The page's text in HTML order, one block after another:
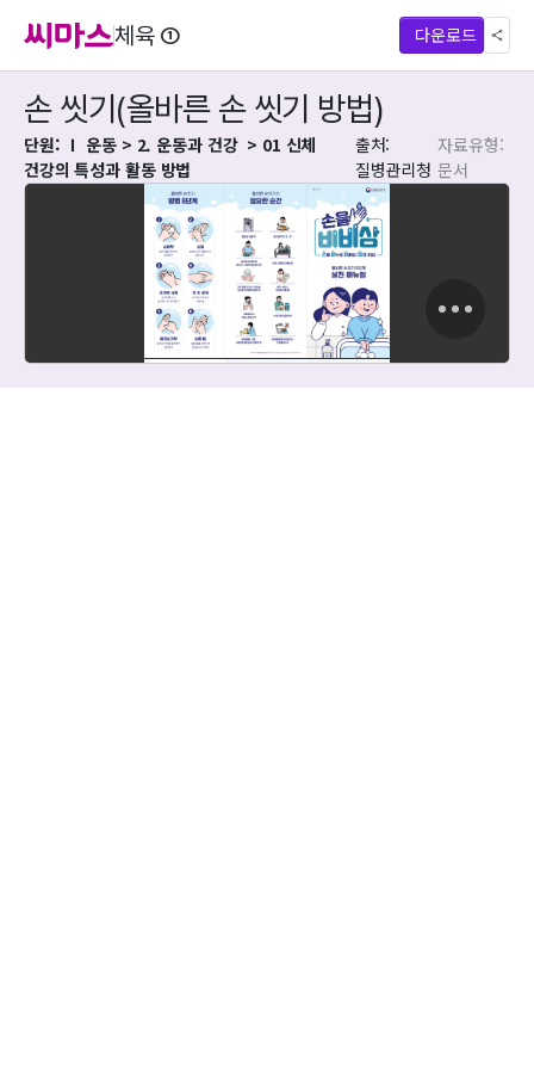
체육 ① 다운로드
손 씻기(올바른 손 씻기 방법)
단원: Ⅰ 운동 > 2. 운동과 건강 > 01 신체
건강의 특성과 활동 방법
출처:
질병관리청
자료유형:
문서